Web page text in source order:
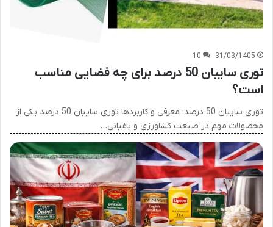
31/03/1405
10
توری سایبان 50 درصد برای چه فضایی مناسب
است؟
توری سایبان 50 درصد: معرفی و کاربردها توری سایبان 50 درصد یکی از
محصولات مهم در صنعت کشاورزی و باغبانی…